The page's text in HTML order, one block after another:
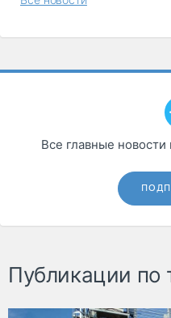
Все главные
Публикации по